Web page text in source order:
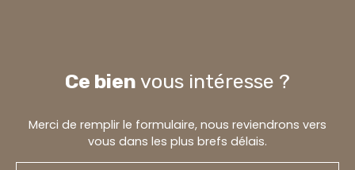
Ce bien vous intéresse ?
Merci de remplir le formulaire, nous reviendrons vers
vous dans les plus brefs délais.